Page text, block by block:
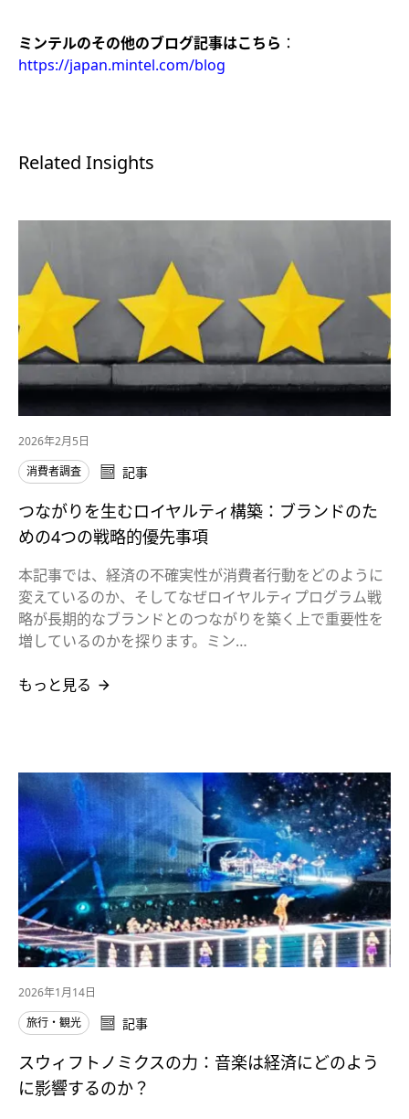
ミンテルのその他のブログ記事はこちら ：
https://japan.mintel.com/blog
Related Insights
2026年2月5日
消費者調査
記事
つながりを生むロイヤルティ構築：ブランドのた
めの4つの戦略的優先事項
本記事では、経済の不確実性が消費者行動をどのように
変えているのか、そしてなぜロイヤルティプログラム戦
略が長期的なブランドとのつながりを築く上で重要性を
増しているのかを探ります。ミン…
もっと見る
2026年1月14日
旅行・観光
記事
スウィフトノミクスの力：音楽は経済にどのよう
に影響するのか？